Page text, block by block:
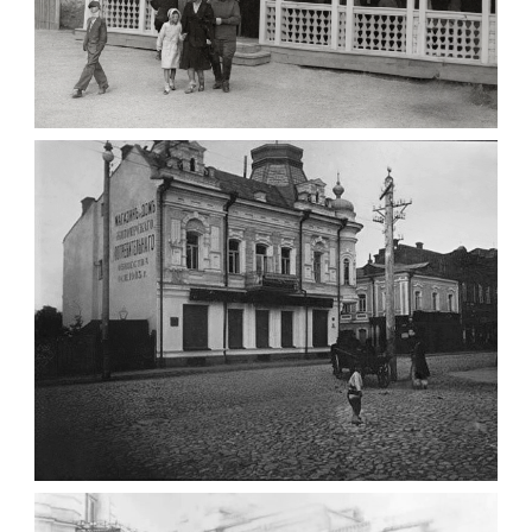
ПАВІЛЬЙОН МОРОЗИВА ЖИТОМИР 1947
Фото Житомир (1945-
1960)
Leave a comment
ФОТО ЖИТОМИРА 1905 ВУЛ.
МИХАЙЛІВСЬКА-СКОРУЛЬСЬКОГО
Фото Житомира період